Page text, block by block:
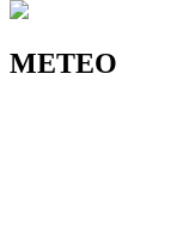
METEO